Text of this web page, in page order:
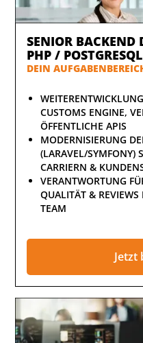
SENIOR BACKEND
PHP /
DEIN
CUSTOMS ENGINE,
ÖFFENTLICHE APIS
MODERNISIERUNG
(LARAVEL/SYMFONY)
CARRIERN &
VERANTWORTUNG
QUALITÄT &
TEAM
Jetzt